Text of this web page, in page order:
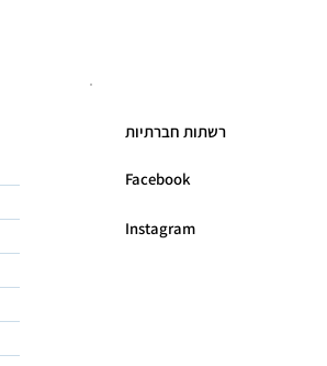
רשתות חברתיות
Facebook
Instagram